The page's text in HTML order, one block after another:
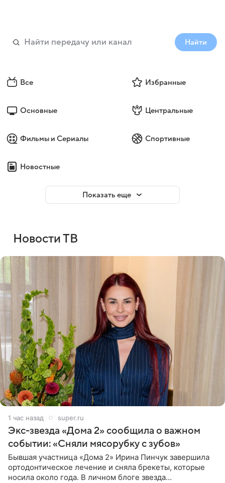
Найти
Все Избранные
Основные Центральные
Фильмы и Сериалы Спортивные
Новостные
Показать еще
Новости ТВ
1 час назад super.ru
Экс-звезда «Дома 2» сообщила о важном
событии: «Сняли мясорубку с зубов»
Бывшая участница «Дома 2» Ирина Пинчук завершила
ортодонтическое лечение и сняла брекеты, которые
носила около года. В личном блоге звезда